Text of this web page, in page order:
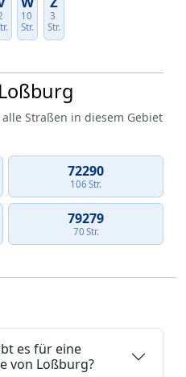
10
Str.
3
Str.
Straßen in diesem Gebiet
72290
106 Str.
79279
70 Str.
es für eine
von Loßburg?